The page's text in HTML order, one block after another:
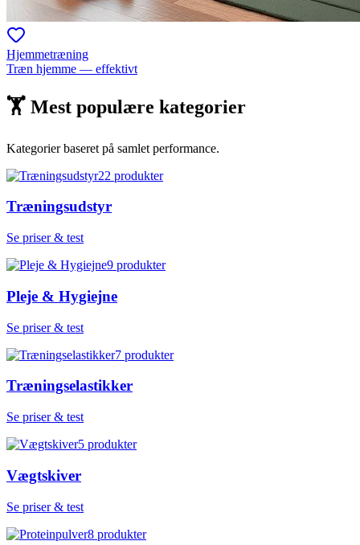
Hjemmetræning
Træn hjemme — effektivt
🏋 Mest populære kategorier
Kategorier baseret på samlet performance.
22 produkter
Træningsudstyr
Se priser & test
9 produkter
Pleje & Hygiejne
Se priser & test
7 produkter
Træningselastikker
Se priser & test
5 produkter
Vægtskiver
Se priser & test
8 produkter